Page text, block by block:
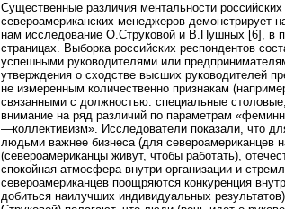
Существенные различия ментальности российских
североамериканских менеджеров демонстрирует
нам исследование О.Струковой и В.Пушных [6], в
страницах. Выборка российских респондентов
успешными руководителями или
утверждения о сходстве высших руководителей
не измеренным количественно признакам
связанными с должностью: специальные
внимание на ряд различий по параметрам
—коллективизм». Исследователи показали, что
людьми важнее бизнеса (для североамериканцев
(североамериканцы живут, чтобы работать),
спокойная атмосфера внутри организации и
североамериканцев поощряются конкуренция
добиться наилучших индивидуальных